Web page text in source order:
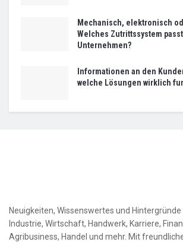
Mechanisch, elektronisch
Welches Zutrittssystem
Unternehmen?
Informationen an den
welche Lösungen wirklich
Neuigkeiten, Wissenswertes und
Industrie, Wirtschaft, Handwerk, Karriere,
Agribusiness, Handel und mehr. Mit